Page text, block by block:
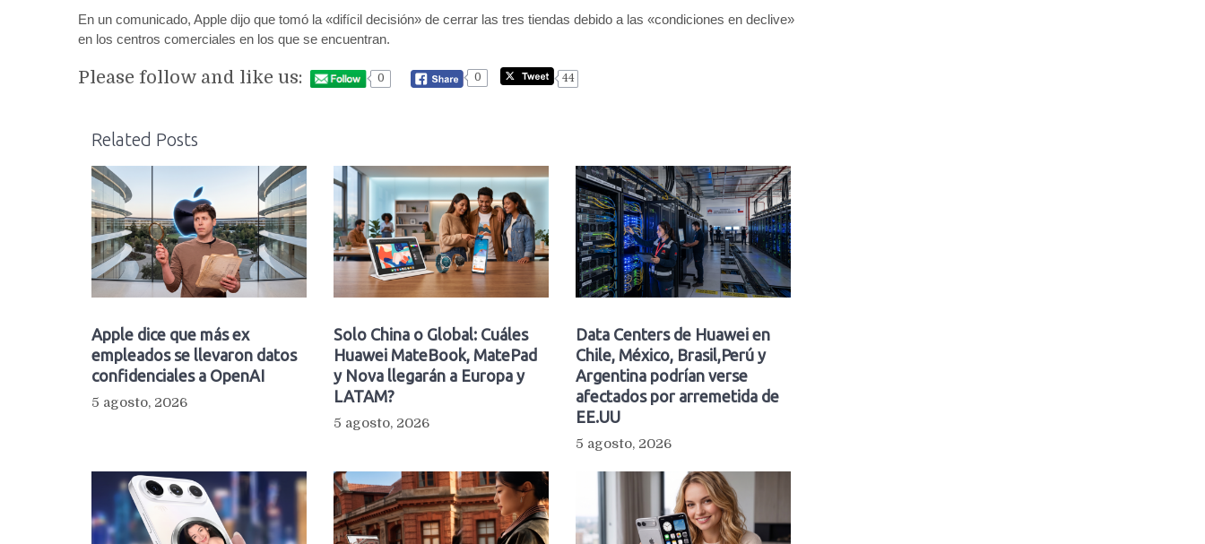
En un comunicado, Apple dijo que tomó la «difícil decisión» de cerrar las tres tiendas debido a las «condiciones en declive»
en los centros comerciales en los que se encuentran.
Please follow and like us: 0 0 44
Related Posts
Apple dice que más ex
empleados se llevaron datos
confidenciales a OpenAI
5 agosto, 2026
Solo China o Global: Cuáles
Huawei MateBook, MatePad
y Nova llegarán a Europa y
LATAM?
5 agosto, 2026
Data Centers de Huawei en
Chile, México, Brasil,Perú y
Argentina podrían verse
afectados por arremetida de
EE.UU
5 agosto, 2026